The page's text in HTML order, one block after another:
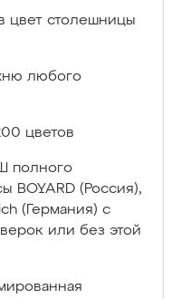
цвет столешницы
любого
цветов
полного
BOYARD (Россия),
(Германия) с
или без этой